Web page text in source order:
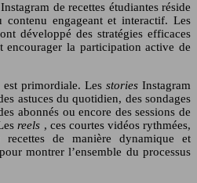
de recettes étudiantes réside
engageant et interactif. Les
développé des stratégies efficaces
encourager la participation active de
primordiale. Les stories Instagram
astuces du quotidien, des sondages
abonnés ou encore des sessions de
reels , ces courtes vidéos rythmées,
recettes de manière dynamique et
montrer l’ensemble du processus